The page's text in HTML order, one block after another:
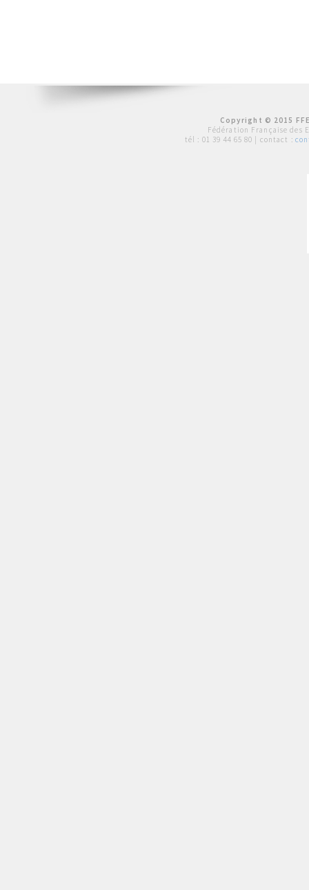
Copyright © 2015
Fédération Française des
tél : 01 39 44 65 80 | contact :